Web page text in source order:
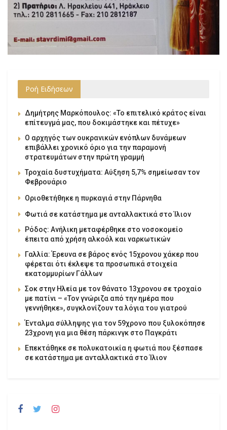
Ροή Ειδήσεων
Δημήτρης Μαρκόπουλος: «Το επιτελικό κράτος είναι
επίτευγμά μας, που δοκιμάστηκε και πέτυχε»
Ο αρχηγός των ουκρανικών ενόπλων δυνάμεων
επιβάλλει χρονικό όριο για την παραμονή
στρατευμάτων στην πρώτη γραμμή
Τροχαία δυστυχήματα: Αύξηση 5,7% σημείωσαν τον
Φεβρουάριο
Οριοθετήθηκε η πυρκαγιά στην Πάρνηθα
Φωτιά σε κατάστημα με ανταλλακτικά στο Ίλιον
Ρόδος: Ανήλικη μεταφέρθηκε στο νοσοκομείο
έπειτα από χρήση αλκοόλ και ναρκωτικών
Γαλλία: Έρευνα σε βάρος ενός 15χρονου χάκερ που
φέρεται ότι έκλεψε τα προσωπικά στοιχεία
εκατομμυρίων Γάλλων
Σοκ στην Ηλεία με τον θάνατο 13χρονου σε τροχαίο
με πατίνι – «Τον γνώριζα από την ημέρα που
γεννήθηκε», συγκλονίζουν τα λόγια του γιατρού
Ένταλμα σύλληψης για τον 59χρονο που ξυλοκόπησε
23χρονη για μια θέση πάρκινγκ στο Παγκράτι
Επεκτάθηκε σε πολυκατοικία η φωτιά που ξέσπασε
σε κατάστημα με ανταλλακτικά στο Ίλιον